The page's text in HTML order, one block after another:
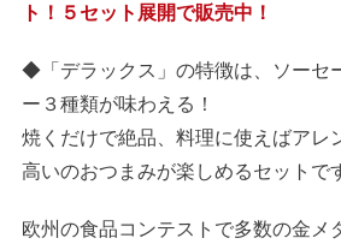
ト！５セット展開で販売中！
◆「デラックス」の特徴は、ソーセ
ー３種類が味わえる！
焼くだけで絶品、料理に使えばアレ
高いのおつまみが楽しめるセットで
欧州の食品コンテストで多数の金メ